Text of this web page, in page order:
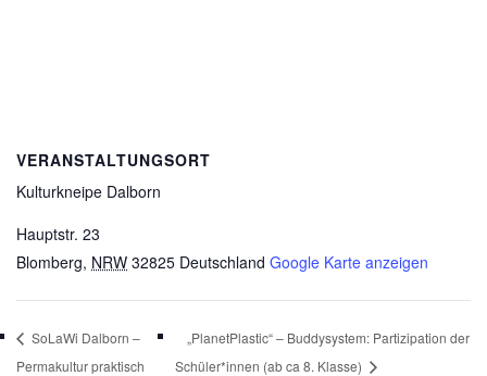
VERANSTALTUNGSORT
Kulturkneipe Dalborn
Hauptstr. 23
Blomberg, NRW 32825 Deutschland Google Karte anzeigen
SoLaWi Dalborn –
Permakultur praktisch
„PlanetPlastic“ – Buddysystem: Partizipation der
Schüler*innen (ab ca 8. Klasse)